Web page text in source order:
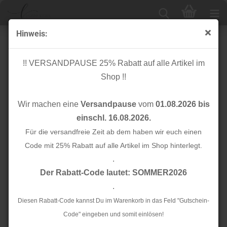
Hinweis:
!! VERSANDPAUSE 25% Rabatt auf alle Artikel im
Shop !!
Wir machen eine Versandpausevom 01.08.2026 bis
einschl. 16.08.2026.
Für die versandfreie Zeit ab dem haben wir euch einen
Code mit 25% Rabatt auf alle Artikel im Shop hinterlegt.
.
Der Rabatt-Code lautet: SOMMER2026
.
Diesen Rabatt-Code kannst Du im Warenkorb in das Feld "Gutschein-
Code" eingeben und somit einlösen!
Bio Bündchen - 2x1 - Rib - jade - Mind the Maker